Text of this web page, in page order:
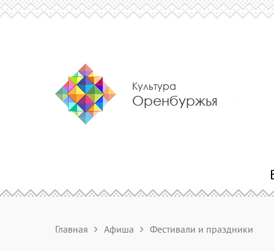
Культура
Оренбуржья
Главная Афиша Фестивали и праздники